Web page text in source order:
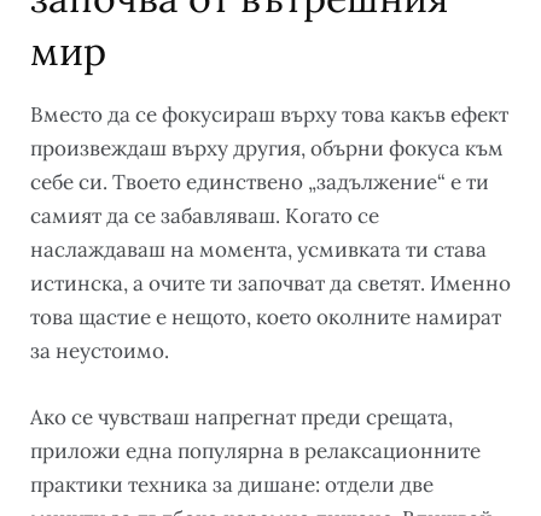
мир
Вместо да се фокусираш върху това какъв ефект
произвеждаш върху другия, обърни фокуса към
себе си. Твоето единствено „задължение“ е ти
самият да се забавляваш. Когато се
наслаждаваш на момента, усмивката ти става
истинска, а очите ти започват да светят. Именно
това щастие е нещото, което околните намират
за неустоимо.
Ако се чувстваш напрегнат преди срещата,
приложи една популярна в релаксационните
практики техника за дишане: отдели две